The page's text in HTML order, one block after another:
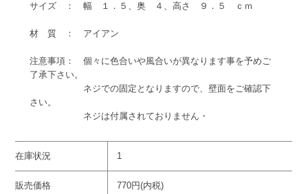
サイズ ： 幅 １．５、奥 ４、高さ ９．５ ｃｍ
材 質 ： アイアン
注意事項： 個々に色合いや風合いが異なります事を予めご
了承下さい。
ネジでの固定となりますので、壁面をご確認下
さい。
ネジは付属されておりません・
在庫状況 1
販売価格 770円(内税)